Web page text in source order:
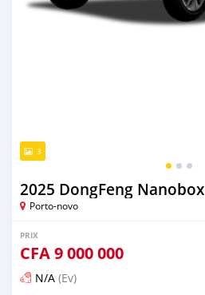
3
2025 DongFeng Nanobox
Porto-novo
PRIX
CFA9 000 000
N/A (Ev)